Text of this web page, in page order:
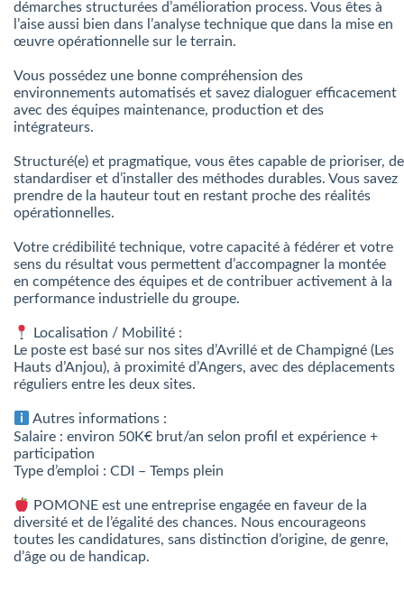
démarches structurées d’amélioration process. Vous êtes à
l’aise aussi bien dans l’analyse technique que dans la mise en
œuvre opérationnelle sur le terrain.
Vous possédez une bonne compréhension des
environnements automatisés et savez dialoguer efficacement
avec des équipes maintenance, production et des
intégrateurs.
Structuré(e) et pragmatique, vous êtes capable de prioriser, de
standardiser et d’installer des méthodes durables. Vous savez
prendre de la hauteur tout en restant proche des réalités
opérationnelles.
Votre crédibilité technique, votre capacité à fédérer et votre
sens du résultat vous permettent d’accompagner la montée
en compétence des équipes et de contribuer activement à la
performance industrielle du groupe.
Localisation / Mobilité :
Le poste est basé sur nos sites d’Avrillé et de Champigné (Les
Hauts d’Anjou), à proximité d’Angers, avec des déplacements
réguliers entre les deux sites.
Autres informations :
Salaire : environ 50K€ brut/an selon profil et expérience +
participation
Type d’emploi : CDI – Temps plein
POMONE est une entreprise engagée en faveur de la
diversité et de l’égalité des chances. Nous encourageons
toutes les candidatures, sans distinction d’origine, de genre,
d’âge ou de handicap.